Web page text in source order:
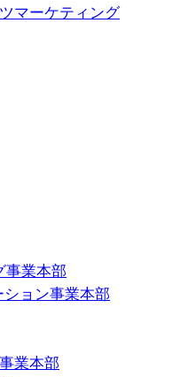
マーケティング
事業本部
ョン事業本部
業本部